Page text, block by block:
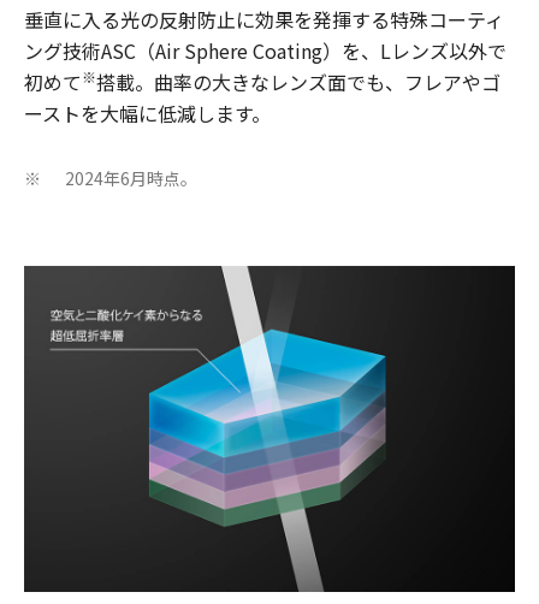
垂直に入る光の反射防止に効果を発揮する特殊コーティ
ング技術ASC（Air Sphere Coating）を、Lレンズ以外で
初めて※搭載。曲率の大きなレンズ面でも、フレアやゴ
ーストを大幅に低減します。
※ 2024年6月時点。